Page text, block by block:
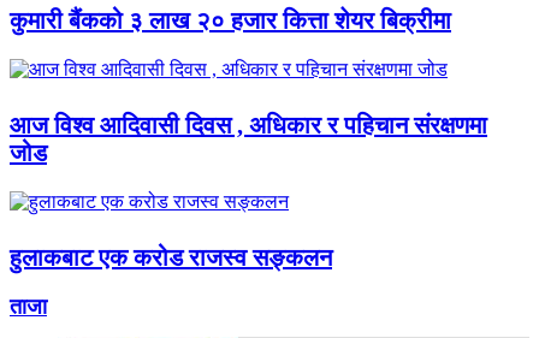
कुमारी बैंकको ३ लाख २० हजार कित्ता शेयर बिक्रीमा
आज विश्व आदिवासी दिवस , अधिकार र पहिचान संरक्षणमा
जोड
हुलाकबाट एक करोड राजस्व सङ्कलन
ताजा